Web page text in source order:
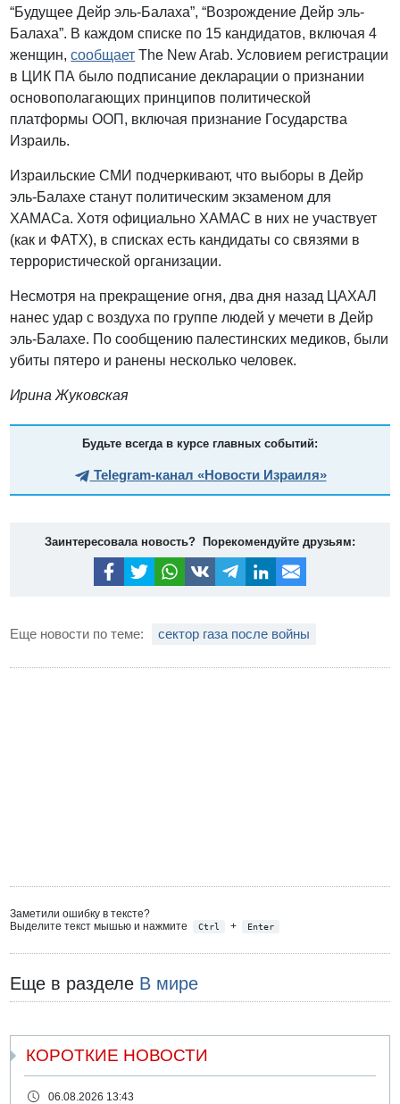
“Будущее Дейр эль-Балаха”, “Возрождение Дейр эль-
Балаха”. В каждом списке по 15 кандидатов, включая 4
женщин,сообщает The New Arab. Условием регистрации
в ЦИК ПА было подписание декларации о признании
основополагающих принципов политической
платформы ООП, включая признание Государства
Израиль.
Израильские СМИ подчеркивают, что выборы в Дейр
эль-Балахе станут политическим экзаменом для
ХАМАСа. Хотя официально ХАМАС в них не участвует
(как и ФАТХ), в списках есть кандидаты со связями в
террористической организации.
Несмотря на прекращение огня, два дня назад ЦАХАЛ
нанес удар с воздуха по группе людей у мечети в Дейр
эль-Балахе. По сообщению палестинских медиков, были
убиты пятеро и ранены несколько человек.
Ирина Жуковская
Будьте всегда в курсе главных событий:
Telegram-канал «Новости Израиля»
Заинтересовала новость? Порекомендуйте друзьям:
Еще новости по теме: сектор газа после войны
Заметили ошибку в тексте?
Выделите текст мышью и нажмите
Ctrl + Enter
Еще в разделе В мире
КОРОТКИЕ НОВОСТИ
06.08.2026 13:43